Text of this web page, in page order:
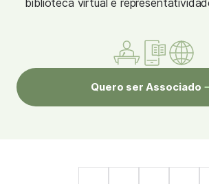
biblioteca virtual e
Quero ser Associado